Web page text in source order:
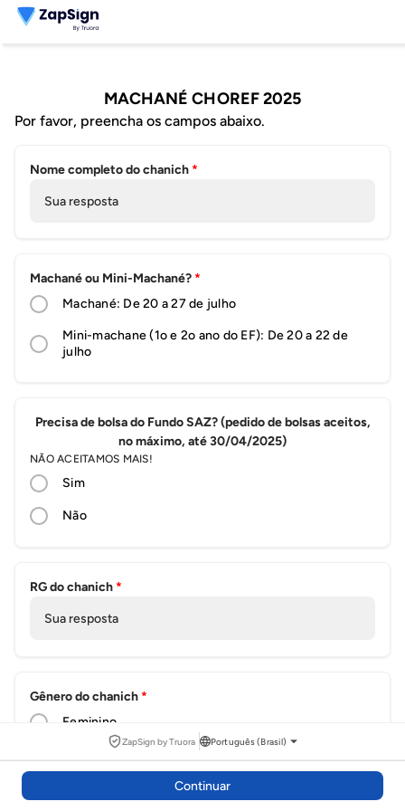
MACHANÉ CHOREF 2025
Por favor, preencha os campos abaixo.
Nome completo do chanich *
Sua resposta
Machané ou Mini-Machané? *
Machané: De 20 a 27 de julho
Mini-machane (1o e 2o ano do EF): De 20 a 22 de
julho
Precisa de bolsa do Fundo SAZ? (pedido de bolsas aceitos,
no máximo, até 30/04/2025)
NÃO ACEITAMOS MAIS!
Sim
Não
RG do chanich *
Sua resposta
Gênero do chanich *
Feminino
Continuar
ZapSign by Truora Português (Brasil)